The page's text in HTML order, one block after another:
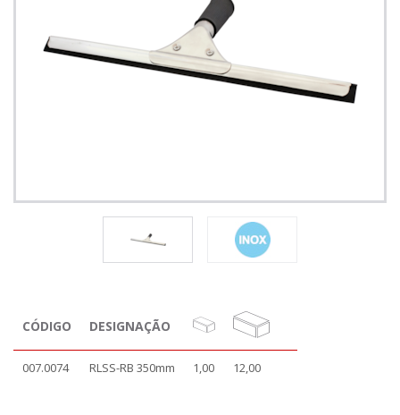
CÓDIGO DESIGNAÇÃO
007.0074 RLSS-RB 350mm 1,00 12,00